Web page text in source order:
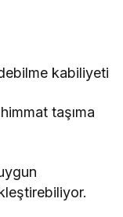
kabiliyeti
taşıma